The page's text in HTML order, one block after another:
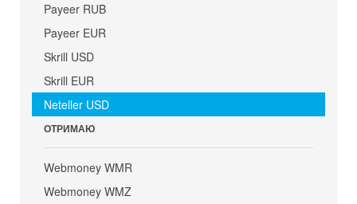
Payeer RUB
Payeer EUR
Skrill USD
Skrill EUR
Neteller USD
ОТРИМАЮ
Webmoney WMR
Webmoney WMZ